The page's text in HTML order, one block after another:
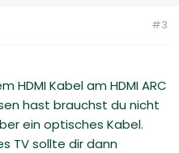
#3
HDMI Kabel am HDMI ARC
hast brauchst du nicht
ein optisches Kabel.
TV sollte dir dann